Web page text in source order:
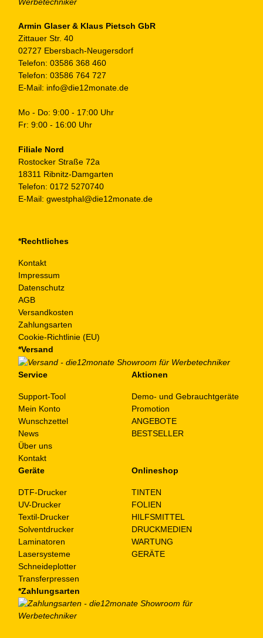
Armin Glaser & Klaus Pietsch GbR
Zittauer Str. 40
02727 Ebersbach-Neugersdorf
Telefon: 03586 368 460
Telefon: 03586 764 727
E-Mail: info@die12monate.de
Mo - Do: 9:00 - 17:00 Uhr
Fr: 9:00 - 16:00 Uhr
Filiale Nord
Rostocker Straße 72a
18311 Ribnitz-Damgarten
Telefon: 0172 5270740
E-Mail: gwestphal@die12monate.de
*Rechtliches
Kontakt
Impressum
Datenschutz
AGB
Versandkosten
Zahlungsarten
Cookie-Richtlinie (EU)
*Versand
Service
Support-Tool
Mein Konto
Wunschzettel
News
Über uns
Kontakt
Aktionen
Demo- und Gebrauchtgeräte
Promotion
ANGEBOTE
BESTSELLER
Geräte
DTF-Drucker
UV-Drucker
Textil-Drucker
Solventdrucker
Laminatoren
Lasersysteme
Schneideplotter
Transferpressen
Onlineshop
TINTEN
FOLIEN
HILFSMITTEL
DRUCKMEDIEN
WARTUNG
GERÄTE
*Zahlungsarten